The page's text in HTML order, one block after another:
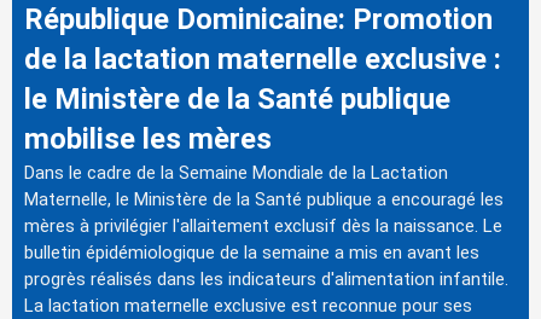
République Dominicaine: Promotion
de la lactation maternelle exclusive :
le Ministère de la Santé publique
mobilise les mères
Dans le cadre de la Semaine Mondiale de la Lactation
Maternelle, le Ministère de la Santé publique a encouragé les
mères à privilégier l'allaitement exclusif dès la naissance. Le
bulletin épidémiologique de la semaine a mis en avant les
progrès réalisés dans les indicateurs d'alimentation infantile.
La lactation maternelle exclusive est reconnue pour ses